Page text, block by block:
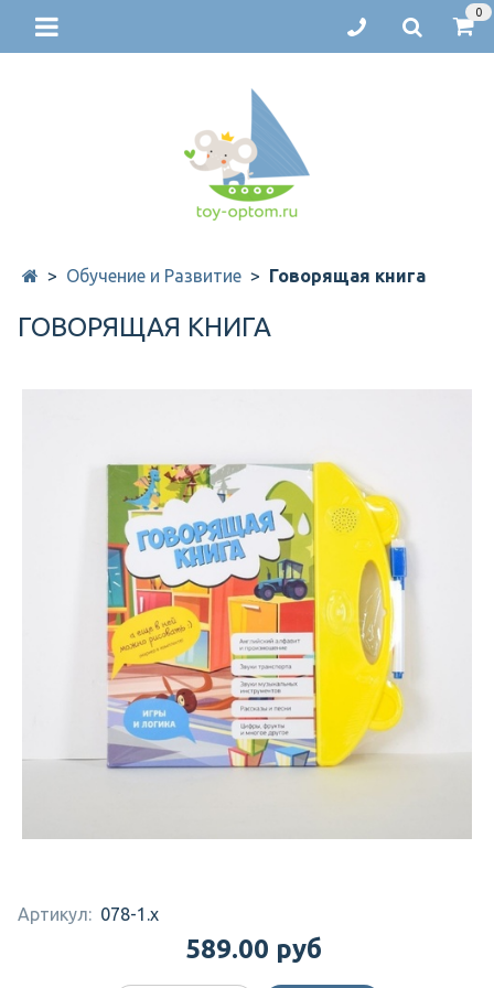
0
Обучение и Развитие Говорящая книга
ГОВОРЯЩАЯ КНИГА
Артикул: 078-1.x
589.00 руб